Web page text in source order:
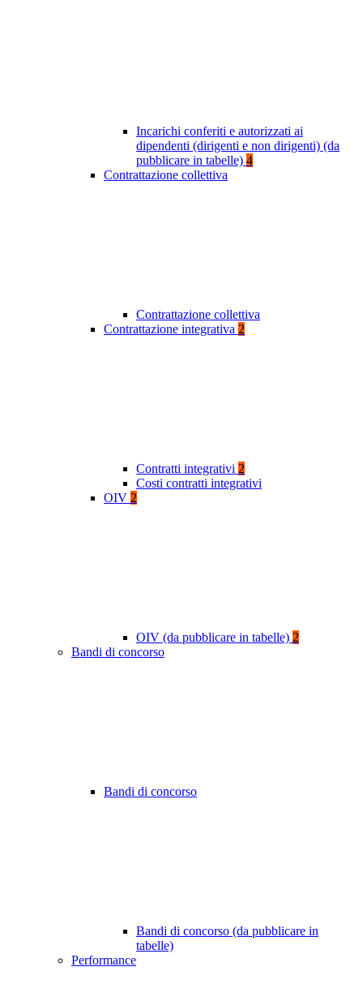
Incarichi conferiti e autorizzati ai
dipendenti (dirigenti e non dirigenti) (da
pubblicare in tabelle) 4
Contrattazione collettiva
Contrattazione collettiva
Contrattazione integrativa 2
Contratti integrativi 2
Costi contratti integrativi
OIV 2
OIV (da pubblicare in tabelle) 2
Bandi di concorso
Bandi di concorso
Bandi di concorso (da pubblicare in
tabelle)
Performance